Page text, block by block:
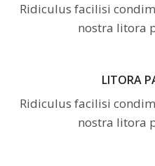
Ridiculus facilisi
nostra litora
LITORA
Ridiculus facilisi
nostra litora